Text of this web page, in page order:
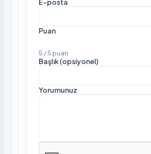
E-posta
Puan
5 / 5 puan
Başlık (opsiyonel)
Yorumunuz